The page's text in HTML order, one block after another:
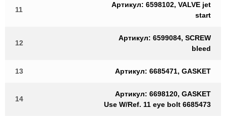
11
Артикул: 6598102, VALVE jet
start
12
Артикул: 6599084, SCREW
bleed
13 Артикул: 6685471, GASKET
14
Артикул: 6698120, GASKET
Use W/Ref. 11 eye bolt 6685473